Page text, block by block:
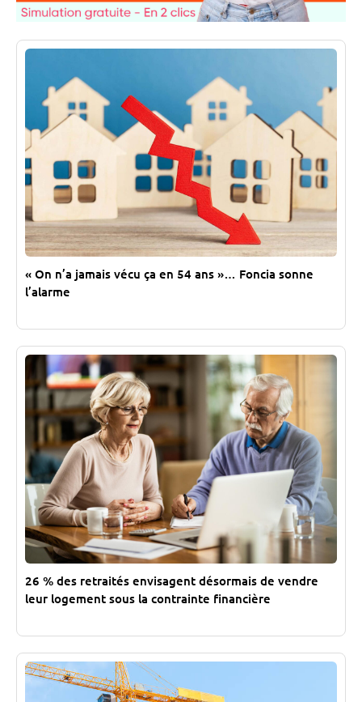
« On n’a jamais vécu ça en 54 ans »… Foncia sonne
l’alarme
26 % des retraités envisagent désormais de vendre
leur logement sous la contrainte financière